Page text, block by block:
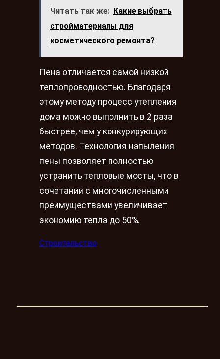
Читать так же:
Какие выбрать
стройматериалы для
косметического ремонта?
Пена отличается самой низкой
теплопроводностью. Благодаря
этому методу процесс утепления
дома можно выполнить в 2 раза
быстрее, чем у конкурирующих
методов. Технология напыления
пены позволяет полностью
устранить тепловые мосты, что в
сочетании с многочисленными
преимуществами увеличивает
экономию тепла до 50%.
Строительство